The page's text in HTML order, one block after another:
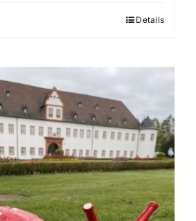
Details